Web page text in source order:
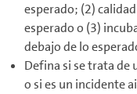
esperado; (2)
esperado o (3)
debajo de lo
Defina si se trata
o si es un incidente